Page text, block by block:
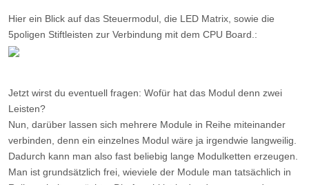
Hier ein Blick auf das Steuermodul, die LED Matrix, sowie die
5poligen Stiftleisten zur Verbindung mit dem CPU Board.:
Jetzt wirst du eventuell fragen: Wofür hat das Modul denn zwei
Leisten?
Nun, darüber lassen sich mehrere Module in Reihe miteinander
verbinden, denn ein einzelnes Modul wäre ja irgendwie langweilig.
Dadurch kann man also fast beliebig lange Modulketten erzeugen.
Man ist grundsätzlich frei, wieviele der Module man tatsächlich in